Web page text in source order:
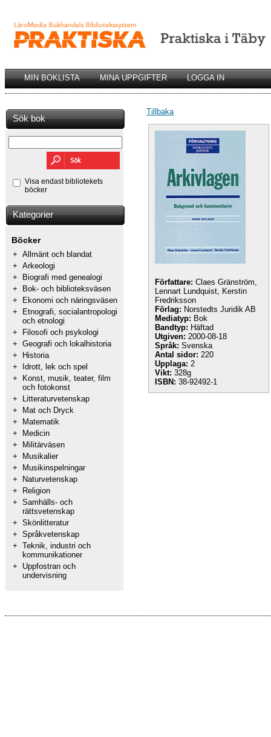
MIN BOKLISTA MINA UPPGIFTER LOGGA IN
Sök bok
Visa endast bibliotekets
böcker
Kategorier
Böcker
+ Allmänt och blandat
+ Arkeologi
+
Biografi med genealogi
+
Bok- och biblioteksväsen
+
Ekonomi och näringsväsen
+
Etnografi, socialantropologi
och etnologi
+
Filosofi och psykologi
+ Geografi och lokalhistoria
+
Historia
+
Idrott, lek och spel
+
Konst, musik, teater, film
och fotokonst
+
Litteraturvetenskap
+
Mat och Dryck
+
Matematik
+
Medicin
+
Militärväsen
+
Musikalier
+
Musikinspelningar
+
Naturvetenskap
+
Religion
+ Samhälls- och
rättsvetenskap
+ Skönlitteratur
+ Språkvetenskap
+ Teknik, industri och
kommunikationer
+
Uppfostran och
undervisning
Tillbaka
Författare: Claes Gränström,
Lennart Lundquist, Kerstin
Fredriksson
Förlag: Norstedts Juridik AB
Mediatyp: Bok
Bandtyp: Häftad
Utgiven: 2000-08-18
Språk: Svenska
Antal sidor: 220
Upplaga: 2
Vikt: 328g
ISBN: 38-92492-1